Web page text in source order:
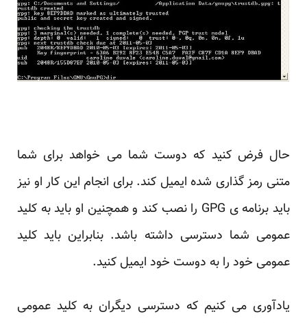
حال فرض کنید که دوست شما می خواهد برای شما
متنی رمز گذاری شده ایمیل کند. برای انجام این کار او نیز
باید برنامه ی GPG را نصب کند و همچنین او باید به کلید
عمومی شما دسترسی داشته باشد. بنابراین باید کلید
عمومی خود را به دوست خود ایمیل کنید.
یادآوری می کنیم که دسترسی دیگران به کلید عمومی